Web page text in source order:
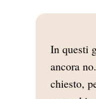
In questi
ancora
chiesto,